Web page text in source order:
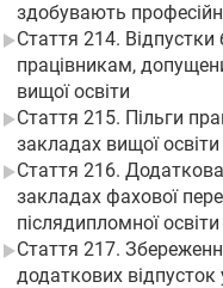
здобувають
Стаття 214. Відпустки
працівникам,
вищої освіти
Стаття 215. Пільги
закладах вищої освіти
Стаття 216.
закладах фахової
післядипломної освіти
Стаття 217.
додаткових